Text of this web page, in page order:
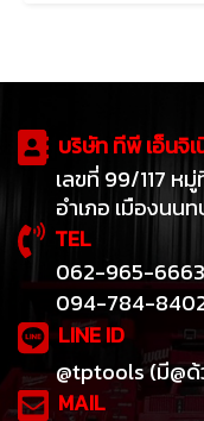
บริษัท ทีพี เอ็นจิ
เลขที่ 99/117 ห
อำเภอ เมืองนนท
TEL
062-965-
094-784-
LINE ID
@tptools (มี@
MAIL